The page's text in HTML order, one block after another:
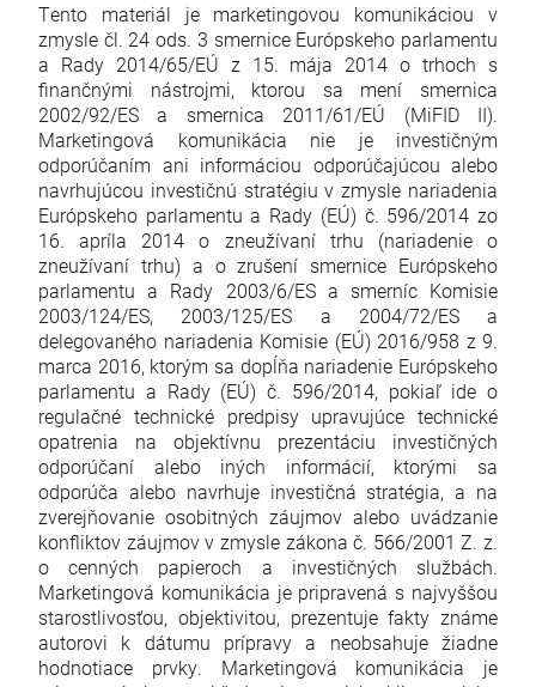
Tento materiál je marketingovou komunikáciou v
zmysle čl. 24 ods. 3 smernice Európskeho parlamentu
a Rady 2014/65/EÚ z 15. mája 2014 o trhoch s
finančnými nástrojmi, ktorou sa mení smernica
2002/92/ES a smernica 2011/61/EÚ (MiFID II).
Marketingová komunikácia nie je investičným
odporúčaním ani informáciou odporúčajúcou alebo
navrhujúcou investičnú stratégiu v zmysle nariadenia
Európskeho parlamentu a Rady (EÚ) č. 596/2014 zo
16. apríla 2014 o zneužívaní trhu (nariadenie o
zneužívaní trhu) a o zrušení smernice Európskeho
parlamentu a Rady 2003/6/ES a smerníc Komisie
2003/124/ES, 2003/125/ES a 2004/72/ES a
delegovaného nariadenia Komisie (EÚ) 2016/958 z 9.
marca 2016, ktorým sa dopĺňa nariadenie Európskeho
parlamentu a Rady (EÚ) č. 596/2014, pokiaľ ide o
regulačné technické predpisy upravujúce technické
opatrenia na objektívnu prezentáciu investičných
odporúčaní alebo iných informácií, ktorými sa
odporúča alebo navrhuje investičná stratégia, a na
zverejňovanie osobitných záujmov alebo uvádzanie
konfliktov záujmov v zmysle zákona č. 566/2001 Z. z.
o cenných papieroch a investičných službách.
Marketingová komunikácia je pripravená s najvyššou
starostlivosťou, objektivitou, prezentuje fakty známe
autorovi k dátumu prípravy a neobsahuje žiadne
hodnotiace prvky. Marketingová komunikácia je